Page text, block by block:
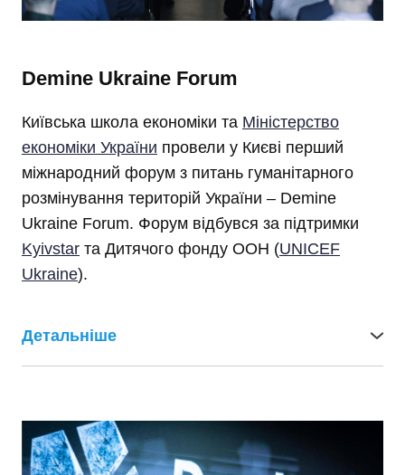
Demine Ukraine Forum
Київська школа економіки та Міністерство
економіки України провели у Києві перший
міжнародний форум з питань гуманітарного
розмінування територій України – Demine
Ukraine Forum. Форум відбувся за підтримки
Kyivstar та Дитячого фонду ООН (UNICEF
Ukraine).
Детальніше
Надзвичайний і Повноважний Посол Японії в
Україні Кунінорі Мацуда та Надзвичайний і